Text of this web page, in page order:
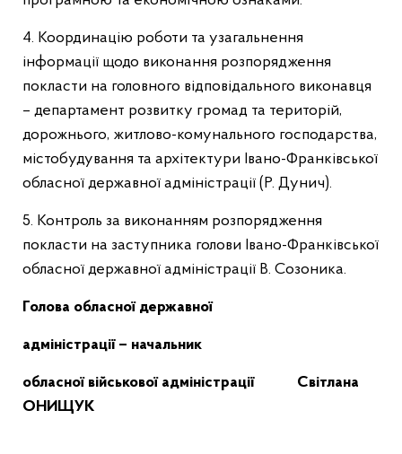
4. Координацію роботи та узагальнення
інформації щодо виконання розпорядження
покласти на головного відповідального виконавця
– департамент розвитку громад та територій,
дорожнього, житлово-комунального господарства,
містобудування та архітектури Івано-Франківської
обласної державної адміністрації (Р. Дунич).
5. Контроль за виконанням розпорядження
покласти на заступника голови Івано-Франківської
обласної державної адміністрації В. Созоника.
Голова обласної державної
адміністрації – начальник
обласної військової адміністрації Світлана
ОНИЩУК